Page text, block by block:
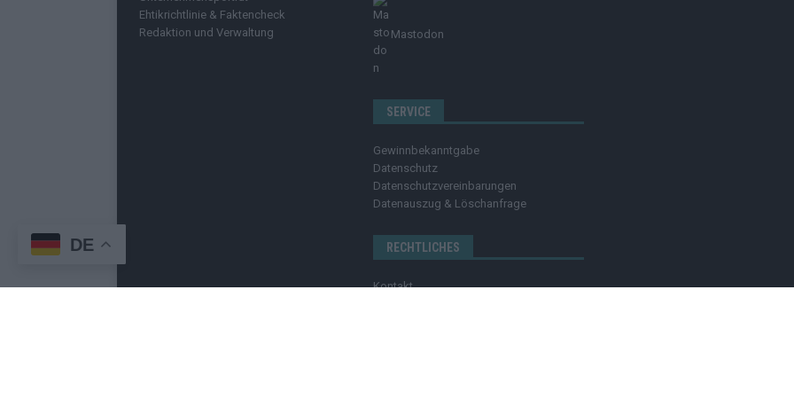
Ehtikrichtlinie & Faktencheck
Redaktion und Verwaltung
Mastodon
SERVICE
Gewinnbekanntgabe
Datenschutz
Datenschutzvereinbarungen
Datenauszug & Löschanfrage
RECHTLICHES
Kontakt
DE